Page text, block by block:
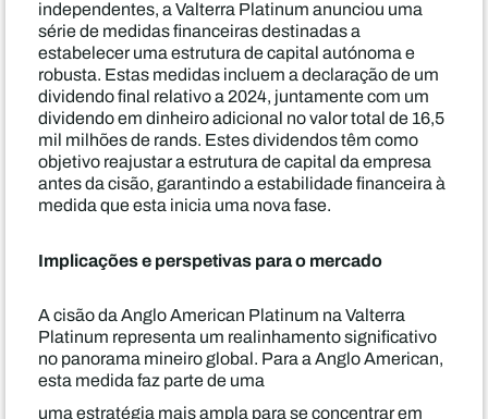
independentes, a Valterra Platinum anunciou uma
série de medidas financeiras destinadas a
estabelecer uma estrutura de capital autónoma e
robusta. Estas medidas incluem a declaração de um
dividendo final relativo a 2024, juntamente com um
dividendo em dinheiro adicional no valor total de 16,5
mil milhões de rands. Estes dividendos têm como
objetivo reajustar a estrutura de capital da empresa
antes da cisão, garantindo a estabilidade financeira à
medida que esta inicia uma nova fase.
Implicações e perspetivas para o mercado
A cisão da Anglo American Platinum na Valterra
Platinum representa um realinhamento significativo
no panorama mineiro global. Para a Anglo American,
esta medida faz parte de uma
uma estratégia mais ampla para se concentrar em